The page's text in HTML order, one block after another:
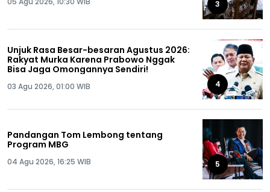
3
Unjuk Rasa Besar-besaran Agustus 2026:
Rakyat Murka Karena Prabowo Nggak
Bisa Jaga Omongannya Sendiri!
03 Agu 2026, 01:00 WIB 4
Pandangan Tom Lembong tentang
Program MBG
04 Agu 2026, 16:25 WIB 5